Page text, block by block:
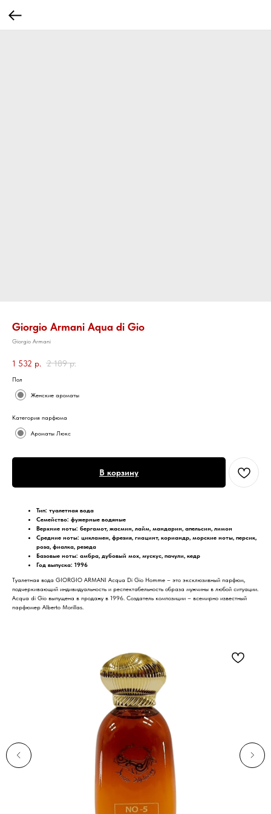
Giorgio Armani Aqua di Gio
Giorgio Armani
1 532 р. 2 189 р.
Пол
Женские ароматы
Категория парфюма
Ароматы Люкс
В корзину
Тип: туалетная вода
Семейство: фужерные водяные
Верхние ноты: бергамот, жасмин, лайм, мандарин, апельсин, лимон
Средние ноты: цикламен, фрезия, гиацинт, кориандр, морские ноты, персик,
роза, фиалка, резеда
Базовые ноты: амбра, дубовый мох, мускус, пачули, кедр
Год выпуска: 1996
Туалетная вода GIORGIO ARMANI Acqua Di Gio Homme – это эксклюзивный парфюм,
подчеркивающий индивидуальность и респектабельность образа мужчины в любой ситуации.
Acqua di Gio выпущена в продажу в 1996. Создатель композиции – всемирно известный
парфюмер Alberto Morillas.